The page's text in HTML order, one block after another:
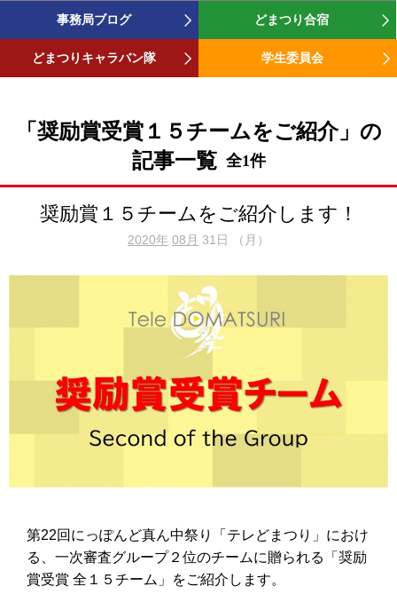
事務局ブログ どまつり合宿
どまつりキャラバン隊 学生委員会
「奨励賞受賞１５チームをご紹介」の
記事一覧 全1件
奨励賞１５チームをご紹介します！
2020年 08月 31日 （月）
第22回にっぽんど真ん中祭り「テレどまつり」におけ
る、一次審査グループ２位のチームに贈られる「奨励
賞受賞 全１５チーム」をご紹介します。